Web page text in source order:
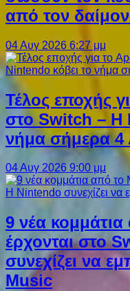
από τον
04 Αυγ 2026 6:27 μμ
Τέλος εποχής
στο Switch – Η
νήμα σήμερα 4
04 Αυγ 2026 9:00 μμ
9 νέα
έρχονται στο
συνεχίζει να
Music